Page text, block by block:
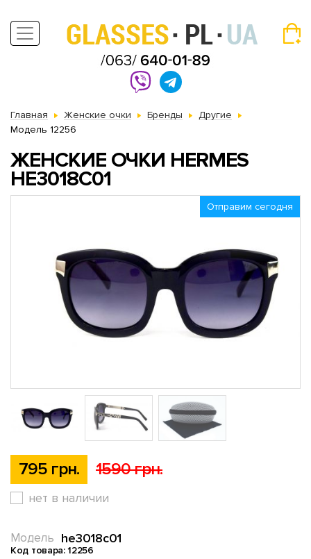
Главная Женские очки Бренды
Другие
Модель 12256
ЖЕНСКИЕ ОЧКИ HERMES
HE3018C01
Отправим сегодня
795 грн. 1590 грн.
нет в наличии
he3018c01
Модель
Код товара: 12256